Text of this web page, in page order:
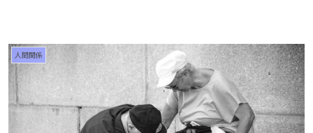
人間関係